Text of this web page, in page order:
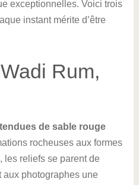
exceptionnelles. Voici trois
instant mérite d’être
Rum,
de sable rouge
rocheuses aux formes
les reliefs se parent de
aux photographes une